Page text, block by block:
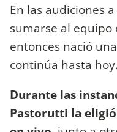
En las audiciones
sumarse al equipo
entonces nació
continúa hasta hoy.
Durante las
Pastorutti la